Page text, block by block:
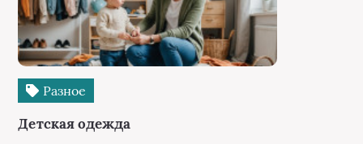
Разное
Детская одежда